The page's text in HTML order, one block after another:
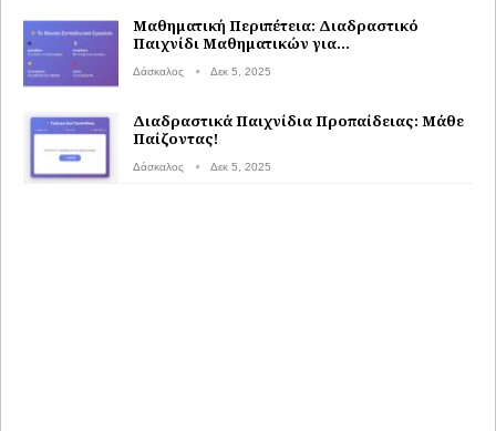
Μαθηματική Περιπέτεια: Διαδραστικό
Παιχνίδι Μαθηματικών για…
Δάσκαλος Δεκ 5, 2025
Διαδραστικά Παιχνίδια Προπαίδειας: Μάθε
Παίζοντας!
Δάσκαλος Δεκ 5, 2025